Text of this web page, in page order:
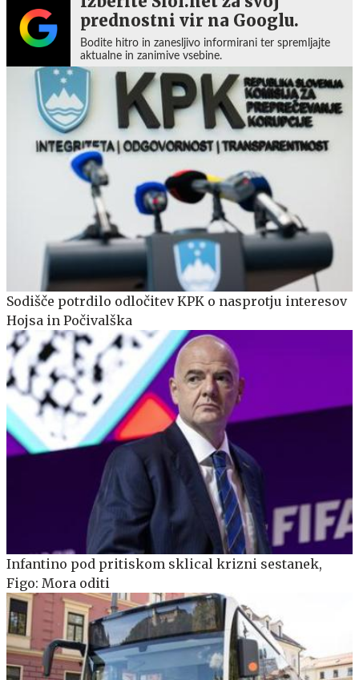
prednostni vir na Googlu.
Bodite hitro in zanesljivo informirani ter spremljajte
aktualne in zanimive vsebine.
Sodišče potrdilo odločitev KPK o nasprotju interesov
Hojsa in Počivalška
Infantino pod pritiskom sklical krizni sestanek,
Figo: Mora oditi